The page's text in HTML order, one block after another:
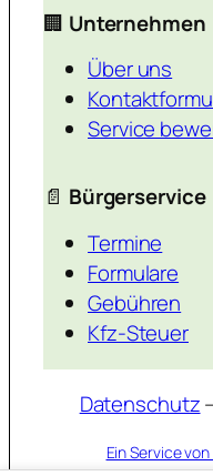
🏢 Unternehmen
Über uns
Service
📄 Bürgerservice
Termine
Formulare
Gebühren
Kfz-Steuer
Datenschutz–
Ein Service